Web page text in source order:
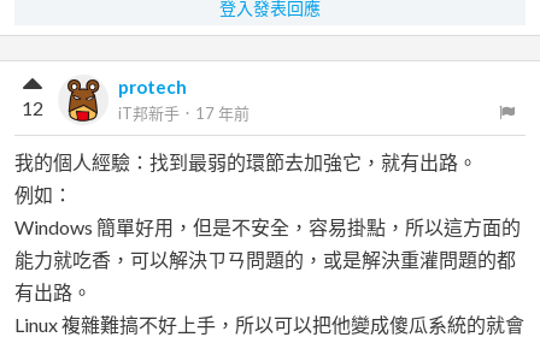
登入發表回應
protech
iT邦新手 ． 17 年前
12
我的個人經驗：找到最弱的環節去加強它，就有出路。
例如：
Windows 簡單好用，但是不安全，容易掛點，所以這方面的
能力就吃香，可以解決ㄗㄢ問題的，或是解決重灌問題的都
有出路。
Linux 複雜難搞不好上手，所以可以把他變成傻瓜系統的就會